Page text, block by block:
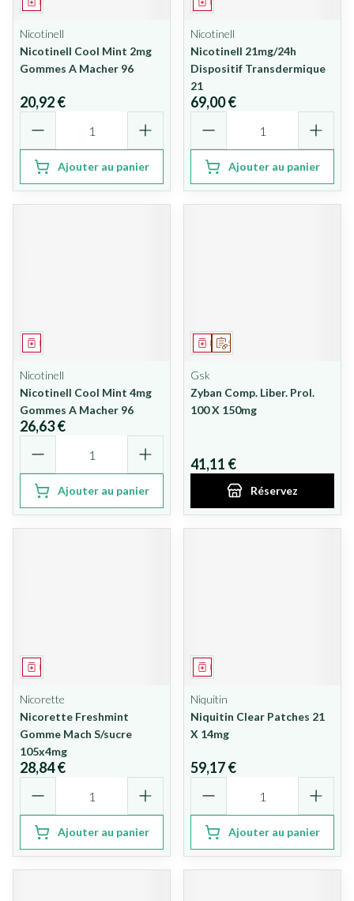
Nicotinell
Nicotinell Cool Mint 2mg
Gommes A Macher 96
20,92 €
Ajouter au panier
Nicotinell
Nicotinell 21mg/24h
Dispositif Transdermique
21
69,00 €
Ajouter au panier
Médicament
Nicotinell
Nicotinell Cool Mint 4mg
Gommes A Macher 96
26,63 €
Ajouter au panier
Sur prescription
Médicament
Gsk
Zyban Comp. Liber. Prol.
100 X 150mg
41,11 €
Réservez
Médicament
Nicorette
Nicorette Freshmint
Gomme Mach S/sucre
105x4mg
28,84 €
Ajouter au panier
Médicament
Niquitin
Niquitin Clear Patches 21
X 14mg
59,17 €
Ajouter au panier